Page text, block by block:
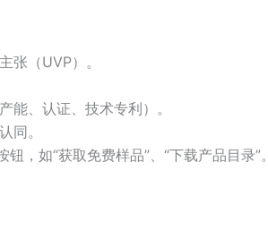
张（UVP）。
能、认证、技术专利）。
同。
如“获取免费样品”、“下载产品目录”。